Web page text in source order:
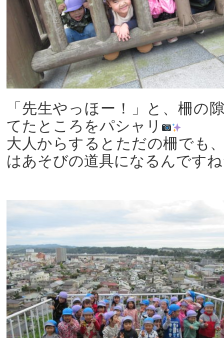
「先生やっほー！」と、柵の
てたところをパシャリ
大人からするとただの柵でも
はあそびの道具になるんです